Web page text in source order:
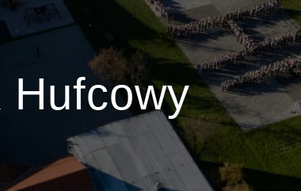
Hufcowy